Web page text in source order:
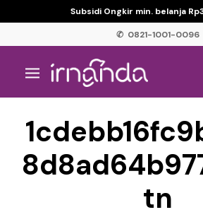
Subsidi Ongkir min. belanja
✆ 0821-1001-0096
tn